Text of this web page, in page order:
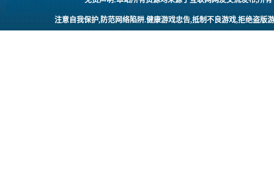
注意自我保护,防范网络陷阱.健康游戏忠告,抵制不良游戏,拒绝盗版